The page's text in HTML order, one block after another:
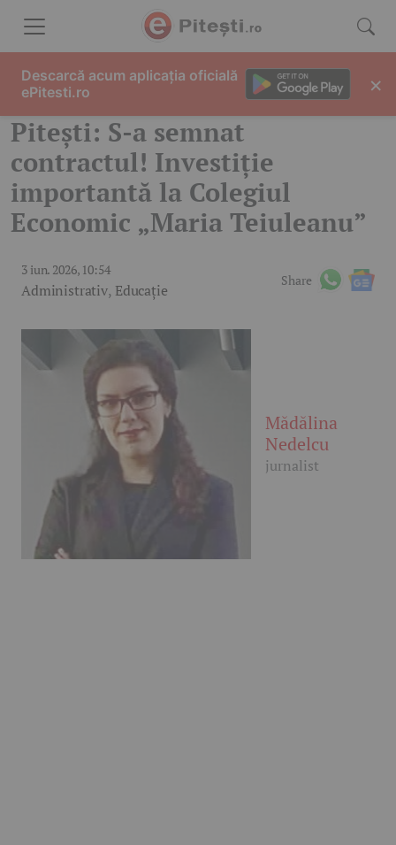
Pitești: S-a semnat
contractul! Investiție
importantă la Colegiul
Economic „Maria Teiuleanu”
3 iun. 2026, 10:54
Administrativ, Educație
Share
Mădălina
Nedelcu
jurnalist
Descarcă acum aplicația oficială
ePitesti.ro
×